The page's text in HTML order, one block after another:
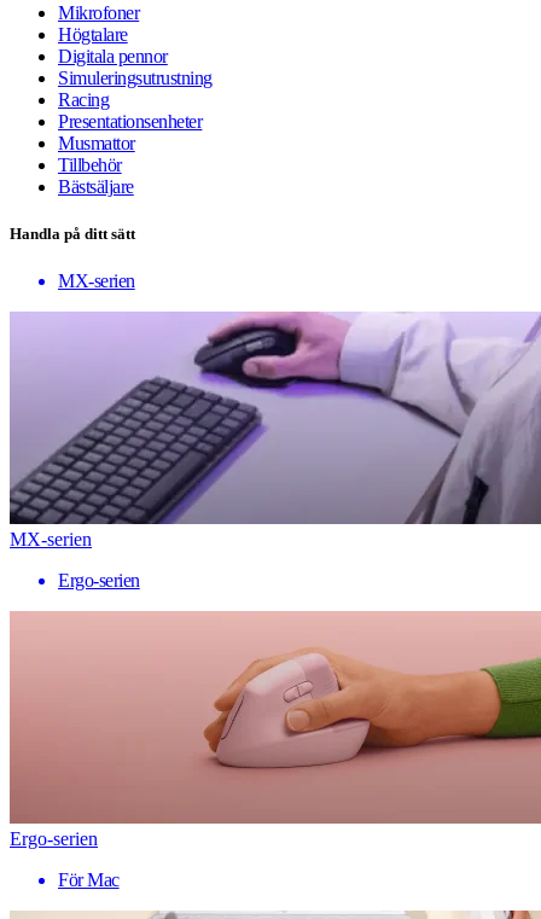
Mikrofoner
Högtalare
Digitala pennor
Simuleringsutrustning
Racing
Presentationsenheter
Musmattor
Tillbehör
Bästsäljare
Handla på ditt sätt
MX-serien
MX-serien
Ergo-serien
Ergo-serien
För Mac